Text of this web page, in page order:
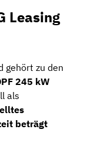
Leasing
gehört zu den
245 kW
als
beträgt